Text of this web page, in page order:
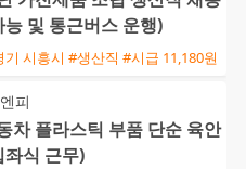
및 통근버스 운행)
기 시흥시 #생산직 #시급 11,180원
피
차 플라스틱 부품 단순 육안
좌식 근무)